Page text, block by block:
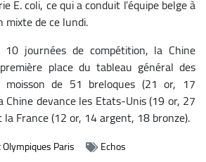
E. coli, ce qui a conduit l’équipe belge à
de ce lundi.
10 journées de compétition, la Chine
place du tableau général des
moisson de 51 breloques (21 or, 17
Chine devance les Etats-Unis (19 or, 27
France (12 or, 14 argent, 18 bronze).
Olympiques Paris Echos